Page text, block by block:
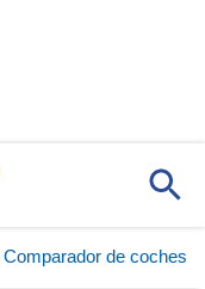
Comparador de coches